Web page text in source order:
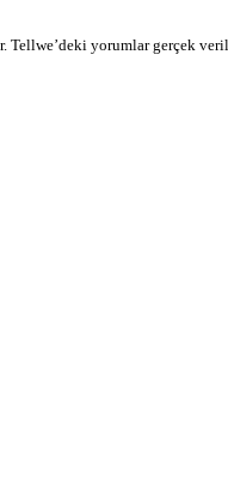
yorumlar gerçek